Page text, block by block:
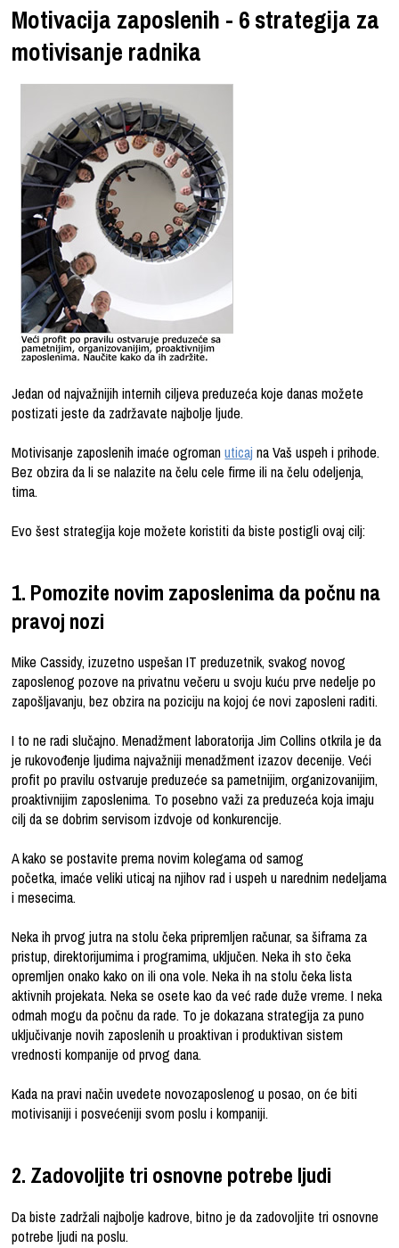
Motivacija zaposlenih - 6 strategija za
motivisanje radnika
Jedan od najvažnijih internih ciljeva preduzeća koje danas možete
postizati jeste da zadržavate najbolje ljude.
Motivisanje zaposlenih imaće ogromanuticaj na Vaš uspeh i prihode.
Bez obzira da li se nalazite na čelu cele firme ili na čelu odeljenja,
tima.
Evo šest strategija koje možete koristiti da biste postigli ovaj cilj:
1. Pomozite novim zaposlenima da počnu na
pravoj nozi
Mike Cassidy, izuzetno uspešan IT preduzetnik, svakog novog
zaposlenog pozove na privatnu večeru u svoju kuću prve nedelje po
zapošljavanju, bez obzira na poziciju na kojoj će novi zaposleni raditi.
I to ne radi slučajno. Menadžment laboratorija Jim Collins otkrila je da
jerukovođenje ljudimanajvažniji menadžment izazov decenije. Veći
profit po pravilu ostvaruje preduzeće sa pametnijim, organizovanijim,
proaktivnijim zaposlenima. To posebno važi za preduzeća koja imaju
cilj da se dobrim servisom izdvoje od konkurencije.
A kako se postavite prema novim kolegama od samog
početka,imaće veliki uticaj na njihov radi uspeh u narednim nedeljama
i mesecima.
Neka ih prvog jutra na stolu čeka pripremljen računar, sa šiframa za
pristup, direktorijumima i programima, uključen. Neka ih sto čeka
opremljen onako kako on ili ona vole. Neka ih na stolu čeka lista
aktivnih projekata. Neka se osete kao da već rade duže vreme. I neka
odmah mogu da počnu da rade. To je dokazana strategija za puno
uključivanje novih zaposlenih u proaktivan i produktivan sistem
vrednosti kompanije od prvog dana.
Kada na pravi način uvedete novozaposlenog u posao, on će biti
motivisaniji i posvećeniji svom poslu i kompaniji.
2. Zadovoljite tri osnovne potrebe ljudi
Da biste zadržali najbolje kadrove, bitno je da zadovoljite tri osnovne
potrebe ljudi na poslu.